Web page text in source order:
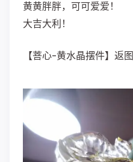
黄黄胖胖，可可爱爱！
大吉大利！
【菩心-黄水晶摆件】返图